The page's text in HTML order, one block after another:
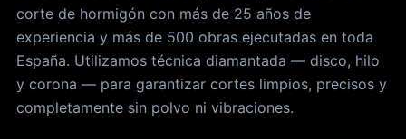
corte de hormigón con más de 25 años de
experiencia y más de 500 obras ejecutadas en toda
España. Utilizamos técnica diamantada — disco, hilo
y corona — para garantizar cortes limpios, precisos y
completamente sin polvo ni vibraciones.